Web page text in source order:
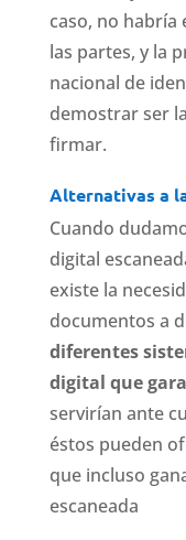
caso, no
las partes, y la
nacional de
demostrar ser
firmar.
Alternativas a
Cuando
digital
existe la
documentos a
diferentes
digital que
servirían ante
éstos pueden
que incluso
escaneada